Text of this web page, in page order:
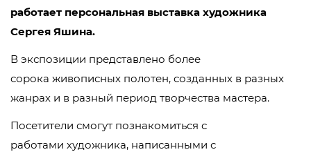
работает персональная выставка художника
Сергея Яшина.
В экспозиции представлено более
сорока живописных полотен, созданных в разных
жанрах и в разный период творчества мастера.
Посетители смогут познакомиться с
работами художника, написанными с